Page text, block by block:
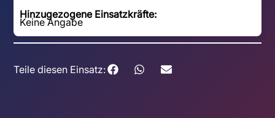
Hinzugezogene Einsatzkräfte:
Keine Angabe
Teile diesen Einsatz: